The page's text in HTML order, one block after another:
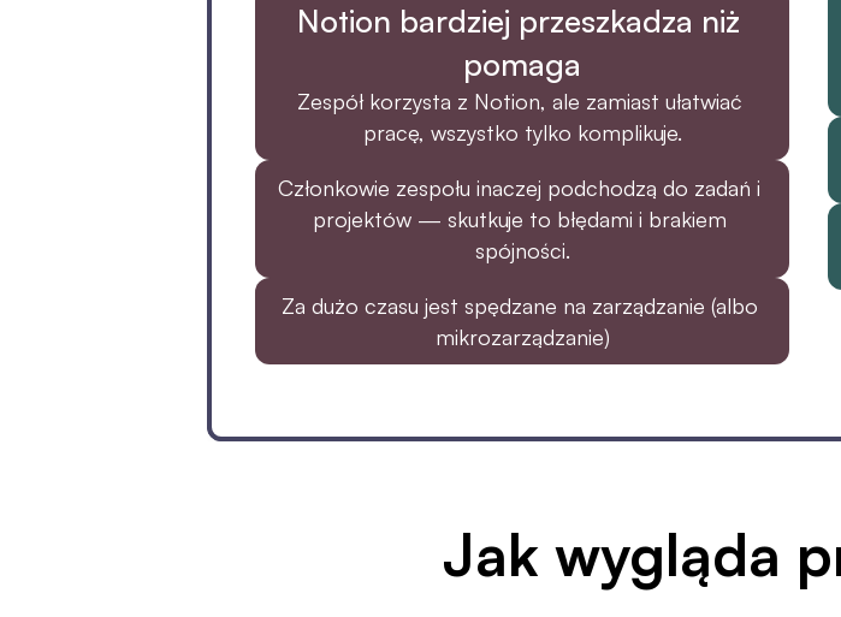
Notion bardziej przeszkadza niż
pomaga
Zespół korzysta z Notion, ale zamiast ułatwiać
pracę, wszystko tylko komplikuje.
Członkowie zespołu inaczej podchodzą do zadań i
projektów — skutkuje to błędami i brakiem
spójności.
Za dużo czasu jest spędzane na zarządzanie (albo
mikrozarządzanie)
Jak wygląda